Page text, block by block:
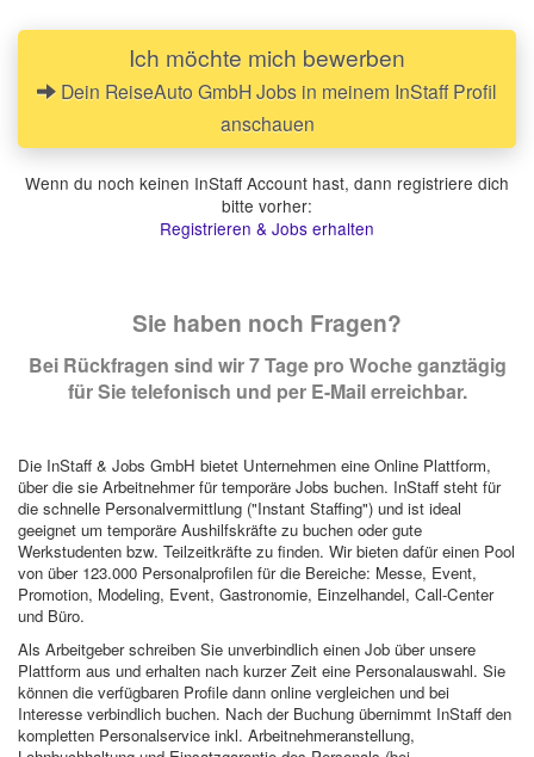
Ich möchte mich bewerben
Dein ReiseAuto GmbH Jobs in meinem InStaff Profil
anschauen
Wenn du noch keinen InStaff Account hast, dann registriere dich
bitte vorher:
Registrieren & Jobs erhalten
Sie haben noch Fragen?
Bei Rückfragen sind wir 7 Tage pro Woche ganztägig
für Sie telefonisch und per E-Mail erreichbar.
Die InStaff & Jobs GmbH bietet Unternehmen eine Online Plattform,
über die sie Arbeitnehmer für temporäre Jobs buchen. InStaff steht für
die schnelle Personalvermittlung ("Instant Staffing") und ist ideal
geeignet um temporäre Aushilfskräfte zu buchen oder gute
Werkstudenten bzw. Teilzeitkräfte zu finden. Wir bieten dafür einen Pool
von über 123.000 Personalprofilen für die Bereiche: Messe, Event,
Promotion, Modeling, Event, Gastronomie, Einzelhandel, Call-Center
und Büro.
Als Arbeitgeber schreiben Sie unverbindlich einen Job über unsere
Plattform aus und erhalten nach kurzer Zeit eine Personalauswahl. Sie
können die verfügbaren Profile dann online vergleichen und bei
Interesse verbindlich buchen. Nach der Buchung übernimmt InStaff den
kompletten Personalservice inkl. Arbeitnehmeranstellung,